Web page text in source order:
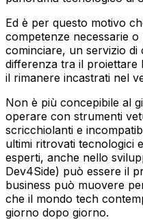
Ed è per questo motivo
competenze necessarie o
cominciare, un servizio
differenza tra il
il rimanere incastrati nel
Non è più concepibile al
operare con strumenti
scricchiolanti e
ultimi ritrovati tecnologici
esperti, anche nello
Dev4Side) può essere il
business può muovere
che il mondo tech
giorno dopo giorno.